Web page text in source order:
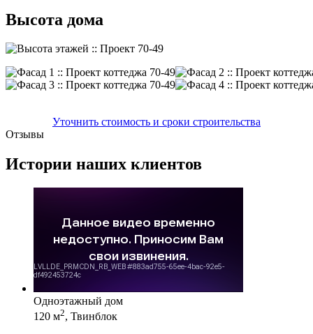
Высота дома
Уточнить стоимость и сроки строительства
Отзывы
Истории наших клиентов
Одноэтажный дом
120 м2, Твинблок